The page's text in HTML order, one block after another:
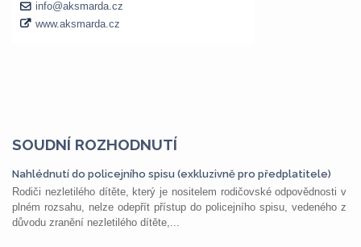
SOUDNÍ ROZHODNUTÍ
Nahlédnutí do policejního spisu (exkluzivně pro předplatitele)
Rodiči nezletilého dítěte, který je nositelem rodičovské odpovědnosti v
plném rozsahu, nelze odepřít přístup do policejního spisu, vedeného z
důvodu zranění nezletilého dítěte,...